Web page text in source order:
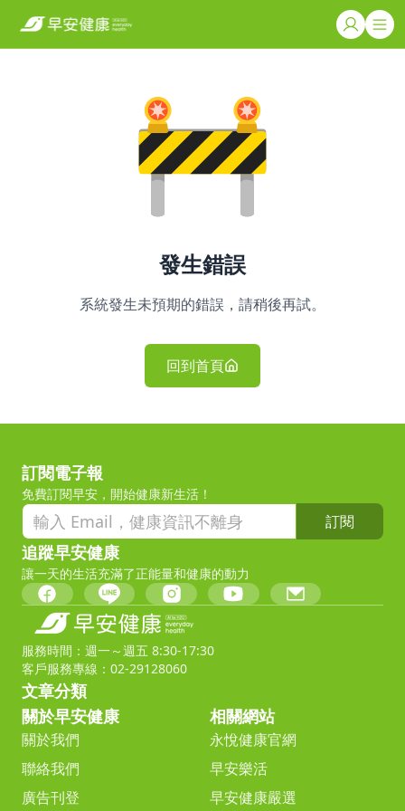
發生錯誤
系統發生未預期的錯誤，請稍後再試。
回到首頁
訂閱電子報
免費訂閱早安，開始健康新生活！
訂閱
追蹤早安健康
讓一天的生活充滿了正能量和健康的動力
服務時間：週一～週五 8:30-17:30
客戶服務專線：02-29128060
文章分類
關於早安健康
關於我們
聯絡我們
廣告刊登
相關網站
永悅健康官網
早安樂活
早安健康嚴選